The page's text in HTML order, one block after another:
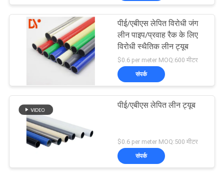
पीई/एबीएस लेपित विरोधी जंग
लीन पाइप/प्रवाह रैक के लिए
विरोधी स्थैतिक लीन ट्यूब
$0.6 per meter MOQ:600 मीटर
संपर्क
पीई/एबीएस लेपित लीन ट्यूब
$0.6 per meter MOQ:500 मीटर
संपर्क